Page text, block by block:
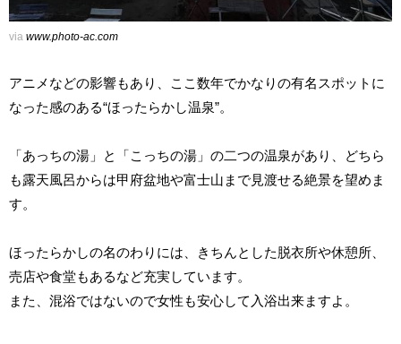
via www.photo-ac.com
アニメなどの影響もあり、ここ数年でかなりの有名スポットに
なった感のある“ほったらかし温泉”。
「あっちの湯」と「こっちの湯」の二つの温泉があり、どちら
も露天風呂からは甲府盆地や富士山まで見渡せる絶景を望めま
す。
ほったらかしの名のわりには、きちんとした脱衣所や休憩所、
売店や食堂もあるなど充実しています。
また、混浴ではないので女性も安心して入浴出来ますよ。